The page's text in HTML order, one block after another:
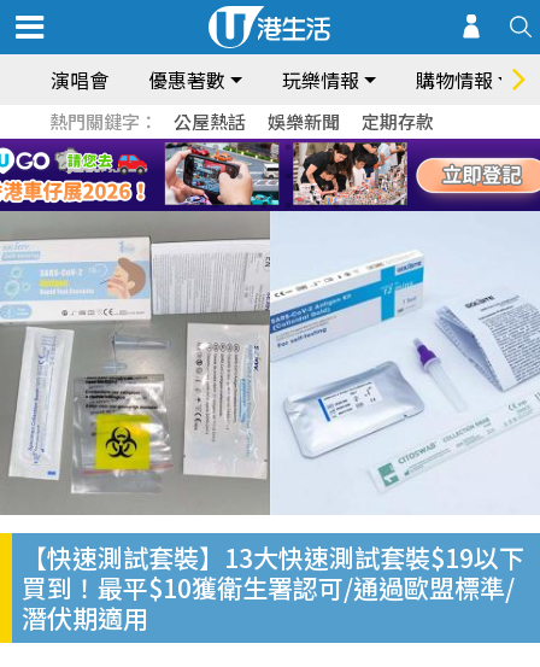
演唱會 優惠著數 玩樂情報 購物情報
熱門關鍵字： 公屋熱話 娛樂新聞 定期存款
【快速測試套裝】13大快速測試套裝$19以下
買到！最平$10獲衛生署認可/通過歐盟標準/
潛伏期適用